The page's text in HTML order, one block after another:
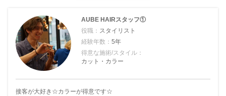
AUBE HAIRスタッフ①
役職： スタイリスト
経験年数： 5年
得意な施術/スタイル：
カット・カラー
接客が大好き☆カラーが得意です☆